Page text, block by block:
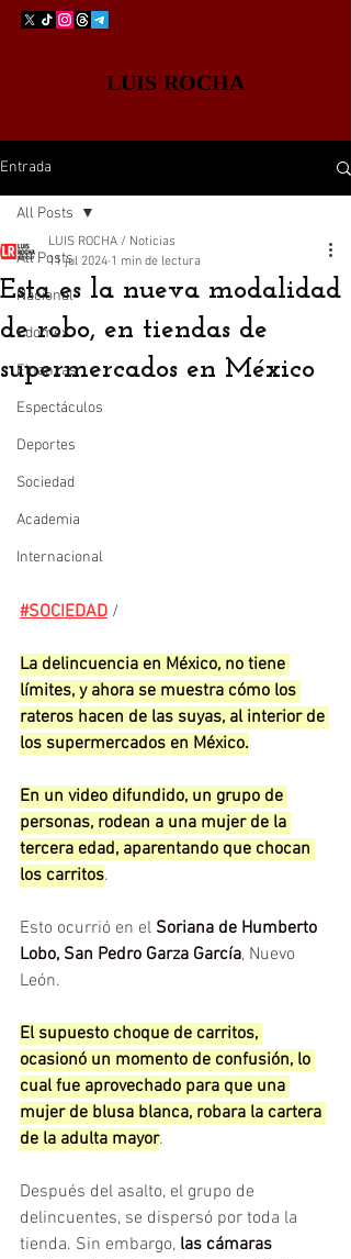
LUIS ROCHA
Entrada
All Posts
Nacional
Edomex
Finanzas
Espectáculos
Deportes
Sociedad
Academia
Internacional
All Posts
Esta es la nueva modalidad
de robo, en tiendas de
supermercados en México
LUIS ROCHA / Noticias
11 jul 2024 1 min de lectura
#SOCIEDAD /
La delincuencia en México, no tiene
límites, y ahora se muestra cómo los
rateros hacen de las suyas, al interior de
los supermercados en México.
En un video difundido, un grupo de
personas, rodean a una mujer de la
tercera edad, aparentando que chocan
los carritos.
Esto ocurrió en el Soriana de Humberto
Lobo, San Pedro Garza García, Nuevo
León.
El supuesto choque de carritos,
ocasionó un momento de confusión, lo
cual fue aprovechado para que una
mujer de blusa blanca, robara la cartera
de la adulta mayor.
Después del asalto, el grupo de
delincuentes, se dispersó por toda la
tienda. Sin embargo, las cámaras